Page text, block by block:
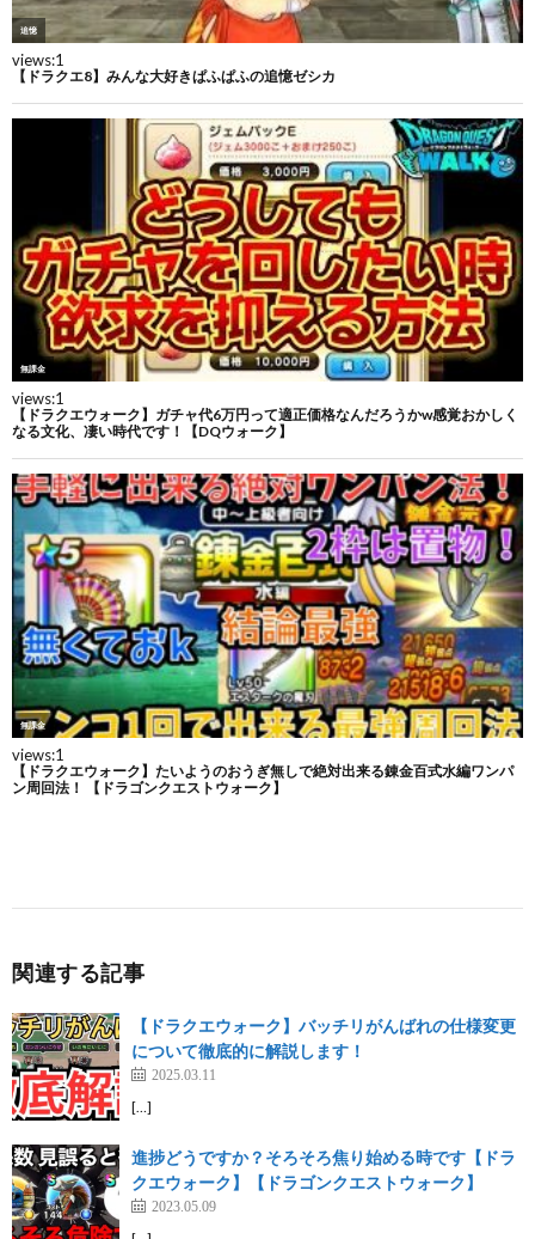
関連する記事
【ドラクエウォーク】バッチリがんばれの仕様変更
について徹底的に解説します！
2025.03.11
[…]
進捗どうですか？そろそろ焦り始める時です【ドラ
クエウォーク】【ドラゴンクエストウォーク】
2023.05.09